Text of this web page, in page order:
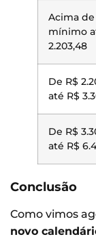
Acima
mínimo
2.203,48
De R$
até R$
De R$
até R$
Conclusão
Como vimos
novo